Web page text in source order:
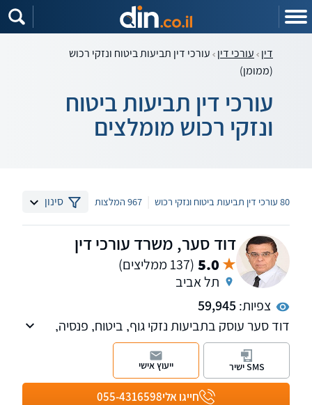
דין עורכי דין עורכי דין תביעות ביטוח ונזקי רכוש
(ממומן)
עורכי דין תביעות ביטוח
ונזקי רכוש מומלצים
80 עורכי דין תביעות ביטוח ונזקי רכוש 967 המלצות סינון
דוד סער, משרד עורכי דין
5.0 (137 ממליצים)
תל אביב
צפיות:59,945
דוד סער עוסק בתביעות נזקי גוף, ביטוח, פנסיה,
אובדן כושר עבודה, רשלנות רפואית, נכויות, משרד
הביטחון וביטוח לאומי. בכיר לשעבר בחברות
ביטוח, בעל השכלה בכלכלה ותואר שני במשפטים.
חייגו אלי055-4316598
SMS ישיר ייעוץ אישי